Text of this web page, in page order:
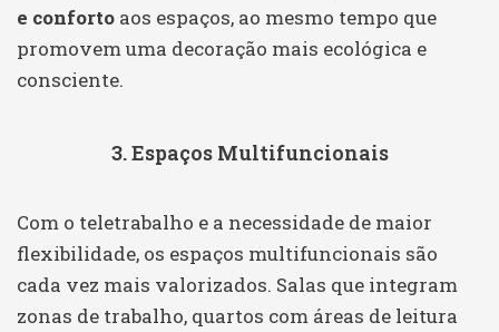
e conforto aos espaços, ao mesmo tempo que
promovem uma decoração mais ecológica e
consciente.
3. Espaços Multifuncionais
Com o teletrabalho e a necessidade de maior
flexibilidade, os espaços multifuncionais são
cada vez mais valorizados. Salas que integram
zonas de trabalho, quartos com áreas de leitura